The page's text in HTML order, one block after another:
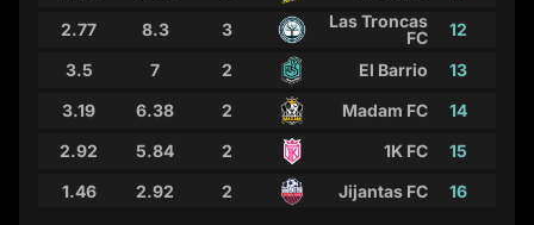
12
Las Troncas
FC
3
8.3
2.77
13
El Barrio
2
7
3.5
14
Madam FC
2
6.38
3.19
15
1K FC
2
5.84
2.92
16
Jijantas FC
2
2.92
1.46